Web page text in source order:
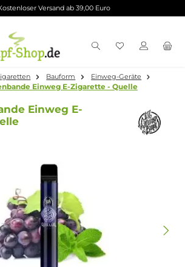
Kostenloser Versand ab 39,00 Euro
Zigaretten Bauform Einweg-Geräte
Einweg E-